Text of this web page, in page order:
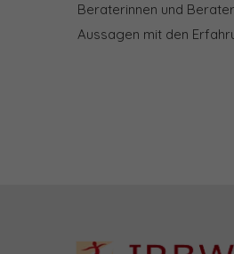
Beraterinnen und
Aussagen mit den